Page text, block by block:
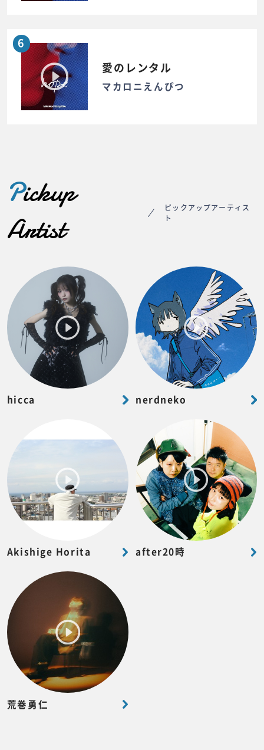
6
愛のレンタル
マカロニえんぴつ
Pickup
Artist
ピックアップアーティス
ト
hicca nerdneko
Akishige Horita after20時
荒巻勇仁